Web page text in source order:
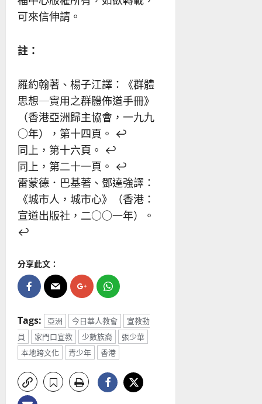
可來信伸請。
註：
羅約翰著、楊子江譯：《群體
思想─實用之群體佈道手冊》
（香港亞洲歸主協會，一九九
○年），第十四頁。 ↩︎
同上，第十六頁。 ↩︎
同上，第二十一頁。 ↩︎
雷蒙德．巴基著、鄧達強譯：
《城市人，城市心》（香港：
宣道出版社，二○○一年）。
↩︎
分享此文：
Tags: 亞洲 今日華人教會
宣教動
員
家門口宣教 少數族裔
張少華
本地跨文化
青少年 香港